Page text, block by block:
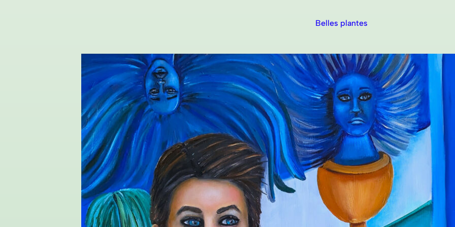
Belles plantes